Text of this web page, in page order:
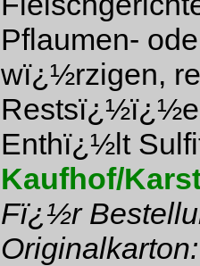
Pflaumen-
wï¿½rzigen,
Restsï¿½ï¿½e
Enthï¿½lt
Kaufhof/
Fï¿½r
Originalkarton: